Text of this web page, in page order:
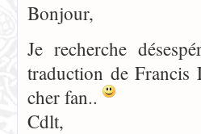
Bonjour,
Je recherche
traduction de
cher fan..
Cdlt,